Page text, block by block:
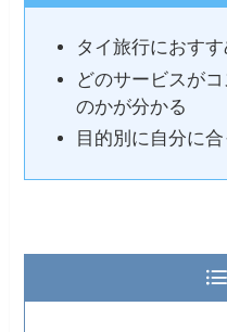
タイ旅行におす
どのサービスが
のかが分かる
目的別に自分に